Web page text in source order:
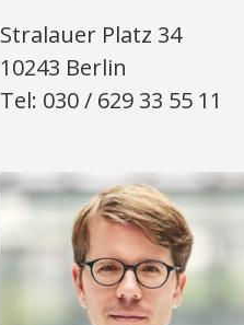
Stralauer Platz 34
10243 Berlin
Tel: 030 / 629 33 55 11